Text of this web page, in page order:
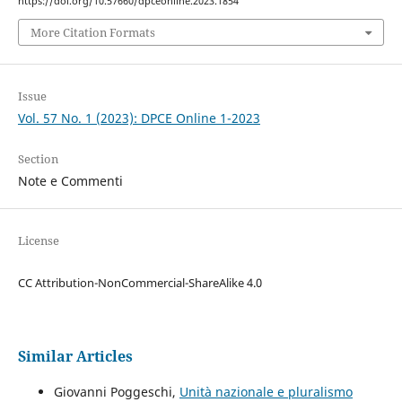
More Citation Formats
Issue
Vol. 57 No. 1 (2023): DPCE Online 1-2023
Section
Note e Commenti
License
CC Attribution-NonCommercial-ShareAlike 4.0
Similar Articles
Giovanni Poggeschi, Unità nazionale e pluralismo